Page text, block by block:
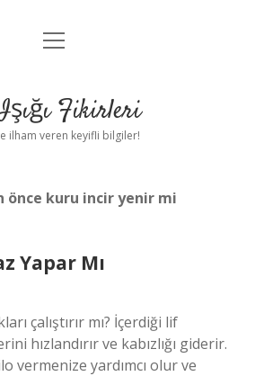
Anasayfa
Yasal Uyarı
menüyü
Fikirleri
ilham veren keyifli bilgiler!
önce kuru incir yenir mi
Yapar Mı
çalıştırır mı? İçerdiği lif
hızlandırır ve kabızlığı giderir.
vermenize yardımcı olur ve